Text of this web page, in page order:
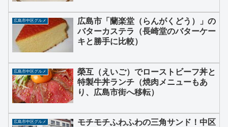
広島市中区グルメ
広島市「蘭楽堂（らんがくどう）」の
バターカステラ（長崎堂のバターケー
キと勝手に比較）
広島市中区グルメ
榮互（えいご）でローストビーフ丼と
特製牛丼ランチ（焼肉メニューもあ
り、広島市街へ移転）
広島市中区グルメ
モチモチふわふわの三角サンド！中区